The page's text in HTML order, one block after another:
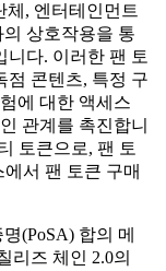
체, 엔터테인먼트
상호작용을 통
니다. 이러한 팬 토
점 콘텐츠, 특정 구
에 대한 액세스
관계를 촉진합니
토큰으로, 팬 토
서 팬 토큰 구매
(PoSA) 합의 메
리즈 체인 2.0의